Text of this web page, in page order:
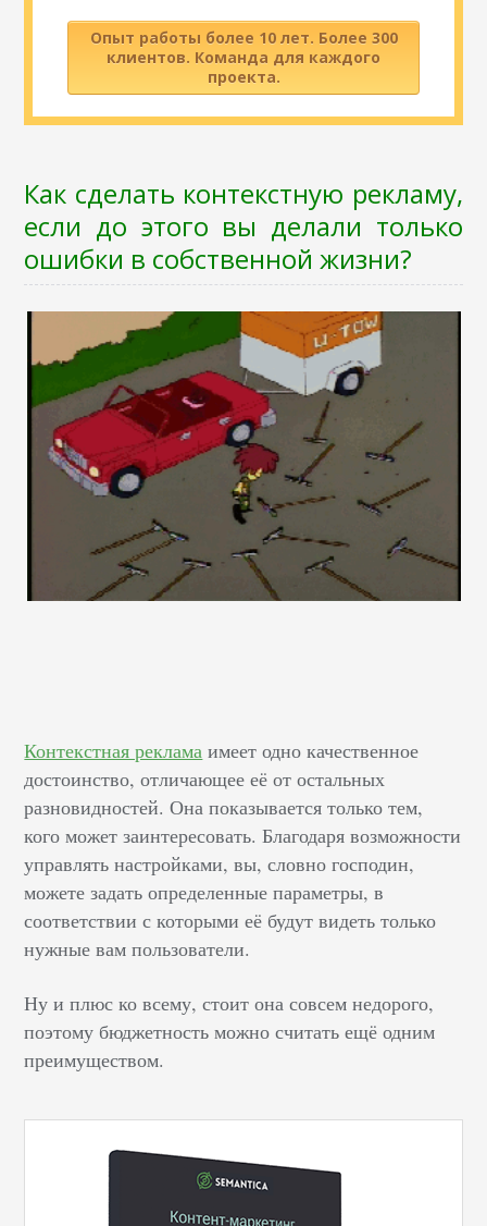
Опыт работы более 10 лет. Более 300
клиентов. Команда для каждого
проекта.
Как сделать контекстную рекламу,
если до этого вы делали только
ошибки в собственной жизни?
Контекстная реклама имеет одно качественное
достоинство, отличающее её от остальных
разновидностей. Она показывается только тем,
кого может заинтересовать. Благодаря возможности
управлять настройками, вы, словно господин,
можете задать определенные параметры, в
соответствии с которыми её будут видеть только
нужные вам пользователи.
Ну и плюс ко всему, стоит она совсем недорого,
поэтому бюджетность можно считать ещё одним
преимуществом.